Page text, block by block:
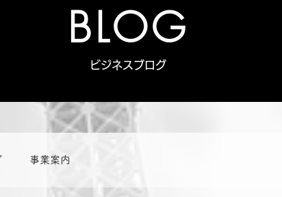
BLOG
ビジネスブログ
事業案内